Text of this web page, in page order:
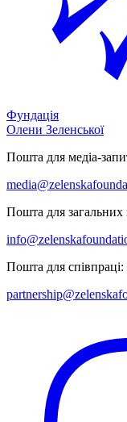
Фундація
Олени Зеленської
Пошта для медіа-
Пошта для загальних
Пошта для співпраці: